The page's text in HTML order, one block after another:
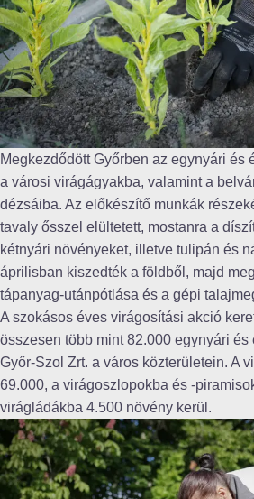
Megkezdődött Győrben az egynyári és
a városi virágágyakba, valamint a
dézsáiba. Az előkészítő munkák
tavaly ősszel elültetett, mostanra a
kétnyári növényeket, illetve tulipán és
áprilisban kiszedték a földből, majd
tápanyag-utánpótlása és a gépi
A szokásos éves virágosítási akció
összesen több mint 82.000 egynyári és
Győr-Szol Zrt. a város közterületein. A
69.000, a virágoszlopokba és -
virágládákba 4.500 növény kerül.